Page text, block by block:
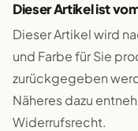
Dieser Artikel ist
Dieser Artikel wird
und Farbe für Sie
zurückgegeben
Näheres dazu
Widerrufsrecht.